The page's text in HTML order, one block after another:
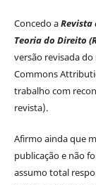
Concedo aRevista
Teoria do Direito
versão revisada
Commons
trabalho com
revista).
Afirmo ainda que
publicação e não
assumo total